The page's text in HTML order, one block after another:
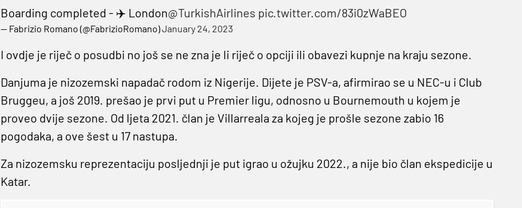
Boarding completed - ✈️ London@TurkishAirlines pic.twitter.com/83i0zWaBEO
— Fabrizio Romano (@FabrizioRomano)January 24, 2023
I ovdje je riječ o posudbi no još se ne zna je li riječ o opciji ili obavezi kupnje na kraju sezone.
Danjuma je nizozemski napadač rodom iz Nigerije. Dijete je PSV-a, afirmirao se u NEC-u i Club
Bruggeu, a još 2019. prešao je prvi put u Premier ligu, odnosno u Bournemouth u kojem je
proveo dvije sezone. Od ljeta 2021. član je Villarreala za kojeg je prošle sezone zabio 16
pogodaka, a ove šest u 17 nastupa.
Za nizozemsku reprezentaciju posljednji je put igrao u ožujku 2022., a nije bio član ekspedicije u
Katar.